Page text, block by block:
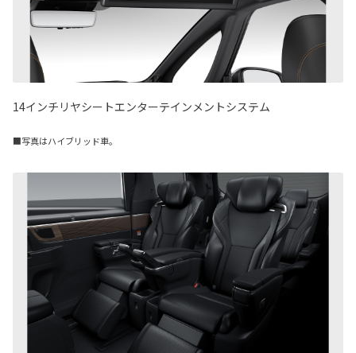
14インチリヤシートエンターテインメントシステム
■写真はハイブリッド車。